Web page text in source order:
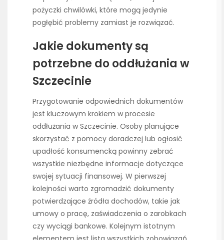
pożyczki chwilówki, które mogą jedynie
pogłębić problemy zamiast je rozwiązać.
Jakie dokumenty są
potrzebne do oddłużania w
Szczecinie
Przygotowanie odpowiednich dokumentów
jest kluczowym krokiem w procesie
oddłużania w Szczecinie. Osoby planujące
skorzystać z pomocy doradczej lub ogłosić
upadłość konsumencką powinny zebrać
wszystkie niezbędne informacje dotyczące
swojej sytuacji finansowej. W pierwszej
kolejności warto zgromadzić dokumenty
potwierdzające źródła dochodów, takie jak
umowy o pracę, zaświadczenia o zarobkach
czy wyciągi bankowe. Kolejnym istotnym